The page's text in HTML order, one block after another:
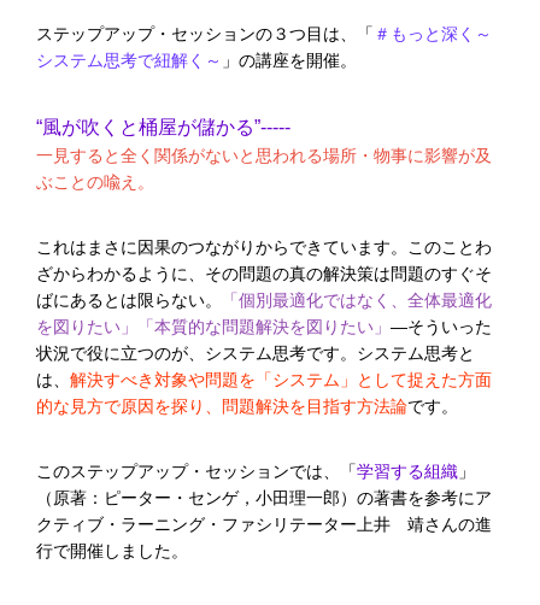
ステップアップ・セッションの３つ目は、「 ＃もっと深く～
システム思考で紐解く～ 」の講座を開催。
“風が吹くと桶屋が儲かる”-----
一見すると全く関係がないと思われる場所・物事に影響が及
ぶことの喩え。
これはまさに因果のつながりからできています。このことわ
ざからわかるように、その問題の真の解決策は問題のすぐそ
ばにあるとは限らない。
「個別最適化ではなく、全体最適化
を図りたい」「本質的な問題解決を図りたい」 ―そういった
状況で役に立つのが、システム思考です。システム思考と
は、 解決すべき対象や問題を「システム」として捉えた方面
的な見方で原因を探り、問題解決を目指す方法論です。
このステップアップ・セッションでは、「学習する組織 」
（原著：ピーター・センゲ，小田理一郎）の著書を参考にア
クティブ・ラーニング・ファシリテーター上井 靖さんの進
行で開催しました。